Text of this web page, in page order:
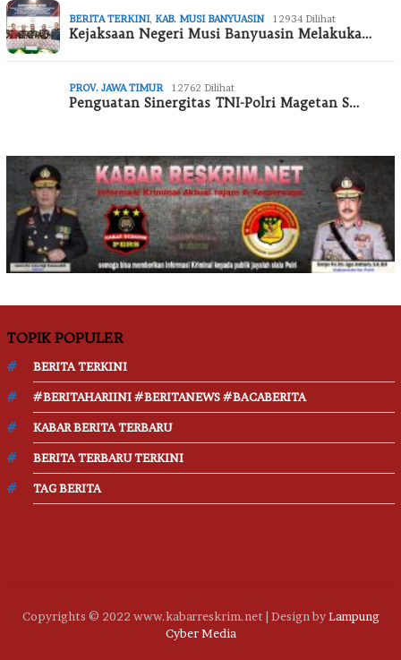
BERITA TERKINI, KAB. MUSI BANYUASIN 12934 Dilihat
Kejaksaan Negeri Musi Banyuasin Melakuka…
PROV. JAWA TIMUR 12762 Dilihat
Penguatan Sinergitas TNI-Polri Magetan S…
TOPIK POPULER
BERITA TERKINI
#BERITAHARIINI #BERITANEWS #BACABERITA
KABAR BERITA TERBARU
BERITA TERBARU TERKINI
TAG BERITA
Copyrights © 2022 www.kabarreskrim.net | Design byLampung
Cyber Media